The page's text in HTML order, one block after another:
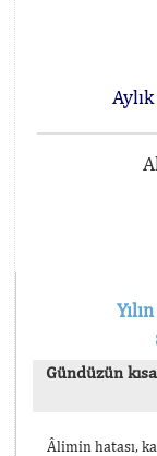
Gündüzün
Âlimin hatası,